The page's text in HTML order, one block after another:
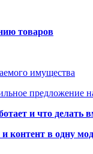
товаров
имущества
предложение
и что делать
контент в одну